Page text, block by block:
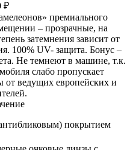
₽
премиального
– прозрачные, на
затемнения зависит от
100% UV- защита. Бонус –
Не темнеют в машине, т.к.
слабо пропускает
от ведущих европейских и
покрытием